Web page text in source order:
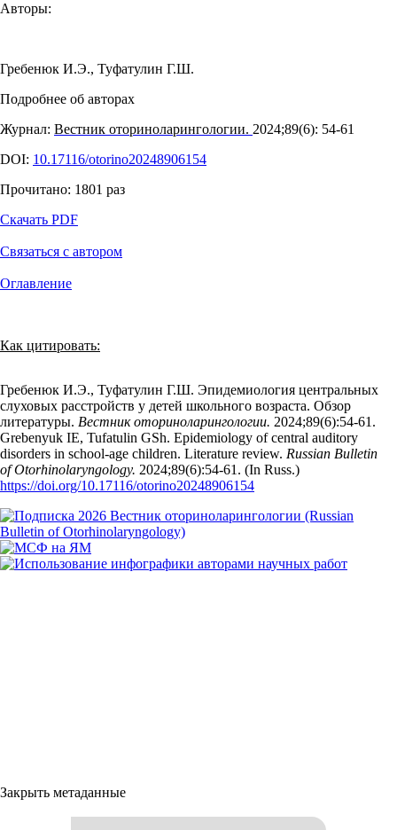
Авторы:
Гребенюк И.Э., Туфатулин Г.Ш.
Подробнее об авторах
Журнал: Вестник оториноларингологии. 2024;89(6): 54‑61
DOI: 10.17116/otorino20248906154
Прочитано: 1801 раз
Скачать PDF
Связаться с автором
Оглавление
Как цитировать:
Гребенюк И.Э., Туфатулин Г.Ш. Эпидемиология центральных
слуховых расстройств у детей школьного возраста. Обзор
литературы. Вестник оториноларингологии. 2024;89(6):54‑61.
Grebenyuk IE, Tufatulin GSh. Epidemiology of central auditory
disorders in school-age children. Literature review. Russian Bulletin
of Otorhinolaryngology. 2024;89(6):54‑61. (In Russ.)
https://doi.org/10.17116/otorino20248906154
Закрыть метаданные